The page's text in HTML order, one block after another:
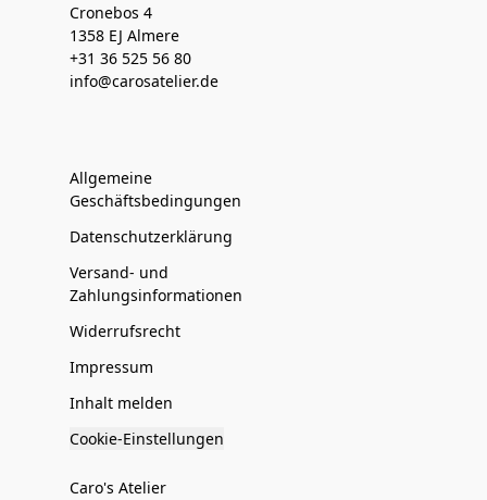
Cronebos 4
1358 EJ Almere
+31 36 525 56 80
info@carosatelier.de
Allgemeine
Geschäftsbedingungen
Datenschutzerklärung
Versand- und
Zahlungsinformationen
Widerrufsrecht
Impressum
Inhalt melden
Cookie-Einstellungen
Caro's Atelier